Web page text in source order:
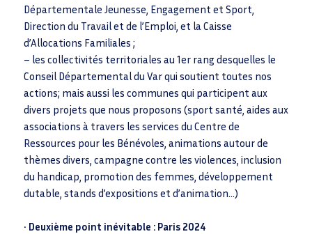
Départementale Jeunesse, Engagement et Sport,
Direction du Travail et de l’Emploi, et la Caisse
d’Allocations Familiales ;
– les collectivités territoriales au 1er rang desquelles le
Conseil Départemental du Var qui soutient toutes nos
actions; mais aussi les communes qui participent aux
divers projets que nous proposons (sport santé, aides aux
associations à travers les services du Centre de
Ressources pour les Bénévoles, animations autour de
thèmes divers, campagne contre les violences, inclusion
du handicap, promotion des femmes, développement
dutable, stands d’expositions et d’animation…)
• Deuxième point inévitable : Paris 2024